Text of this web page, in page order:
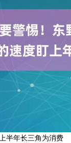
半年长三角为消费